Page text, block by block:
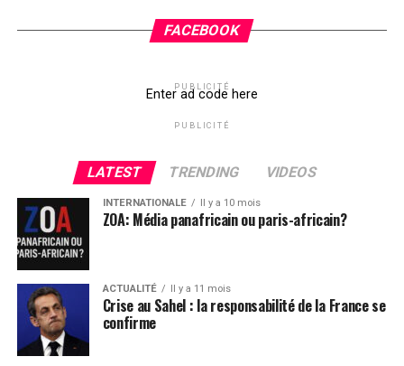
FACEBOOK
PUBLICITÉ
Enter ad code here
PUBLICITÉ
LATEST TRENDING VIDEOS
INTERNATIONALE Il y a 10 mois
ZOA: Média panafricain ou paris-africain?
ACTUALITÉ Il y a 11 mois
Crise au Sahel : la responsabilité de la France se
confirme